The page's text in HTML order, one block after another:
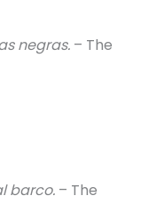
negras.– The
barco.– The